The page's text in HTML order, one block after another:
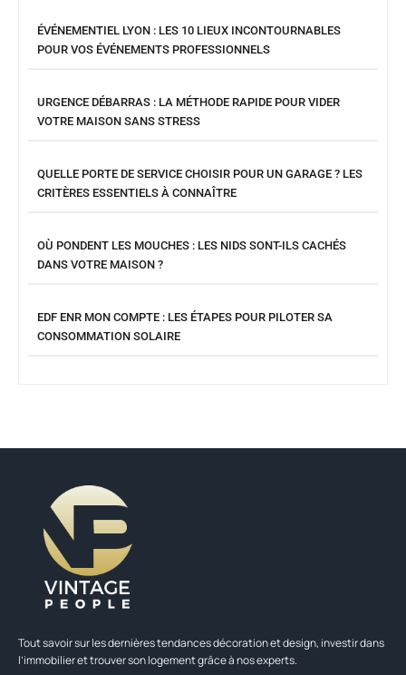
ÉVÉNEMENTIEL LYON : LES 10 LIEUX INCONTOURNABLES
POUR VOS ÉVÉNEMENTS PROFESSIONNELS
URGENCE DÉBARRAS : LA MÉTHODE RAPIDE POUR VIDER
VOTRE MAISON SANS STRESS
QUELLE PORTE DE SERVICE CHOISIR POUR UN GARAGE ? LES
CRITÈRES ESSENTIELS À CONNAÎTRE
OÙ PONDENT LES MOUCHES : LES NIDS SONT-ILS CACHÉS
DANS VOTRE MAISON ?
EDF ENR MON COMPTE : LES ÉTAPES POUR PILOTER SA
CONSOMMATION SOLAIRE
Tout savoir sur les dernières tendances décoration et design, investir dans
l’immobilier et trouver son logement grâce à nos experts.